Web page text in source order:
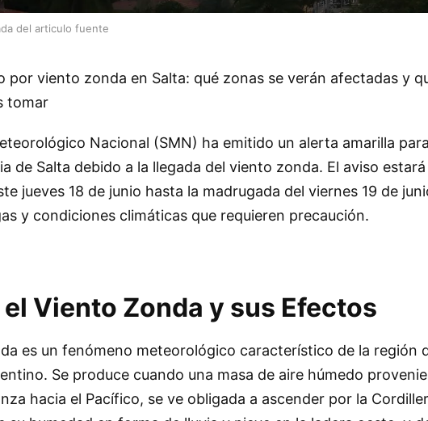
del articulo fuente
por viento zonda en Salta: qué zonas se verán afectadas y
tomar
Nacional (SMN) ha emitido un alerta amarilla
de Salta debido a la llegada del viento zonda. El aviso
jueves 18 de junio hasta la madrugada del viernes 19 de
y condiciones climáticas que requieren precaución.
el Viento Zonda y sus Efectos
es un fenómeno meteorológico característico de la región
Se produce cuando una masa de aire húmedo
hacia el Pacífico, se ve obligada a ascender por la